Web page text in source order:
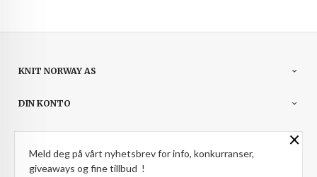
KNIT NORWAY AS
DIN KONTO
NYHETSBREV
PARTNERE
×
Meld deg på vårt nyhetsbrev for info, konkurranser,
giveaways og fine tillbud !